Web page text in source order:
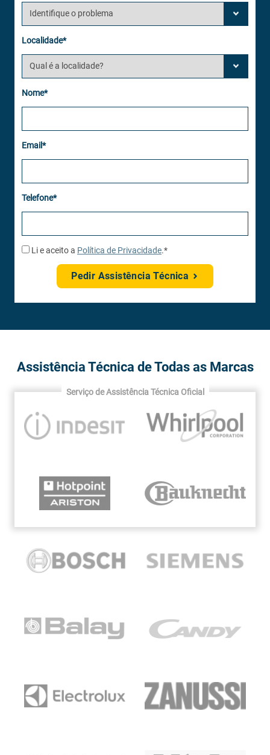
Localidade*
Nome*
Email*
Telefone*
Li e aceito a Política de Privacidade.*
Pedir Assistência Técnica
Assistência Técnica de Todas as Marcas
Serviço de Assistência Técnica Oficial